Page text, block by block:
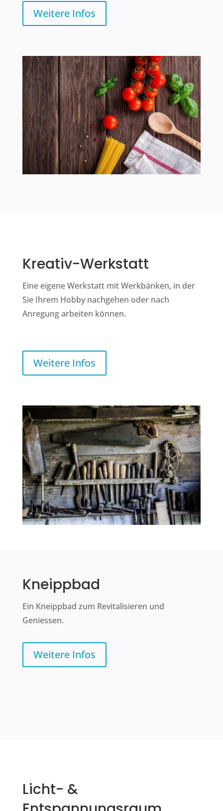
Weitere Infos
Kreativ-Werkstatt
Eine eigene Werkstatt mit Werkbänken, in der
Sie Ihrem Hobby nachgehen oder nach
Anregung arbeiten können.
Weitere Infos
Kneippbad
Ein Kneippbad zum Revitalisieren und
Geniessen.
Weitere Infos
Licht- &